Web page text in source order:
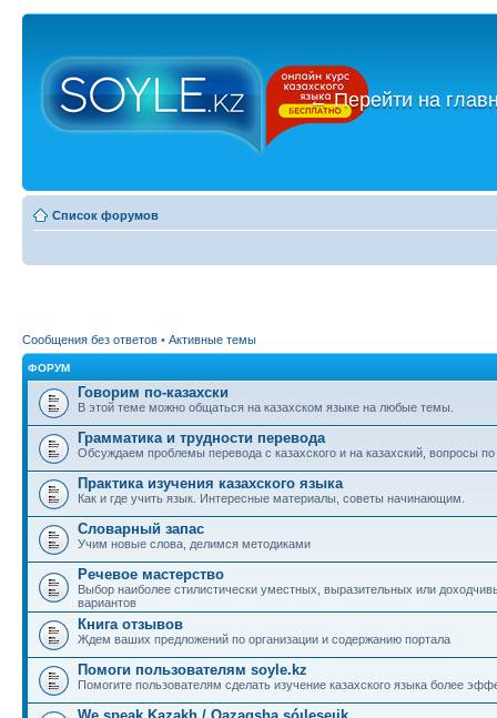
←Перейти на
Список форумов
Сообщения без ответов • Активные темы
ФОРУМ
Говорим по-казахски
В этой теме можно общаться на казахском языке на любые темы.
Грамматика и трудности перевода
Обсуждаем проблемы перевода с казахского и на казахский, вопросы
Практика изучения казахского языка
Как и где учить язык. Интересные материалы, советы начинающим.
Словарный запас
Учим новые слова, делимся методиками
Речевое мастерство
Выбор наиболее стилистически уместных, выразительных или
вариантов
Книга отзывов
Ждем ваших предложений по организации и содержанию портала
Помоги пользователям soyle.kz
Помогите пользователям сделать изучение казахского языка более
We speak Kazakh / Qazaqsha sóıleseıik